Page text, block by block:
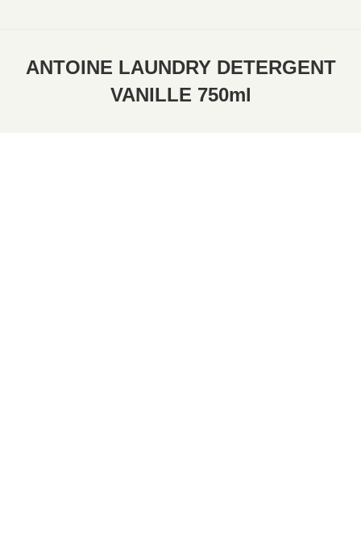
ANTOINE LAUNDRY DETERGENT
VANILLE 750ml